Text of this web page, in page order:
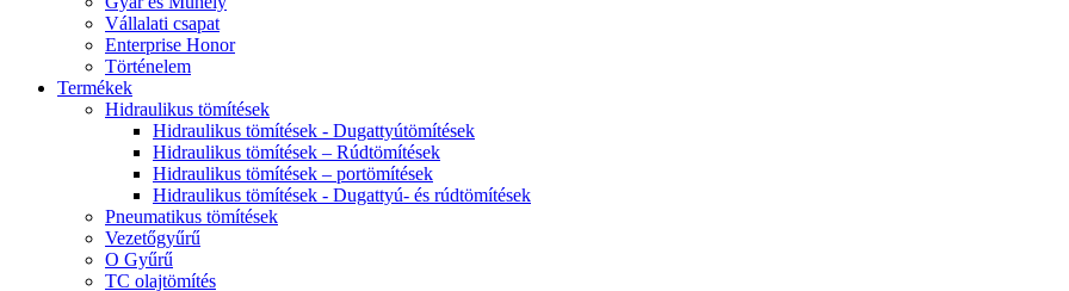
Vállalati csapat
Enterprise Honor
Történelem
Termékek
Hidraulikus tömítések
Hidraulikus tömítések - Dugattyútömítések
Hidraulikus tömítések – Rúdtömítések
Hidraulikus tömítések – portömítések
Hidraulikus tömítések - Dugattyú- és rúdtömítések
Pneumatikus tömítések
Vezetőgyűrű
O Gyűrű
TC olajtömítés